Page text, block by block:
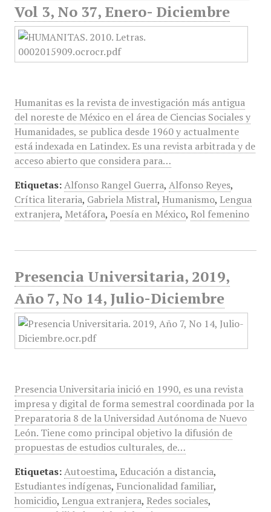
Vol 3, No 37, Enero- Diciembre
Humanitas es la revista de investigación más antigua
del noreste de México en el área de Ciencias Sociales y
Humanidades, se publica desde 1960 y actualmente
está indexada en Latindex. Es una revista arbitrada y de
acceso abierto que considera para…
Etiquetas: Alfonso Rangel Guerra, Alfonso Reyes,
Crítica literaria, Gabriela Mistral, Humanismo, Lengua
extranjera, Metáfora, Poesía en México, Rol femenino
Presencia Universitaria, 2019,
Año 7, No 14, Julio-Diciembre
Presencia Universitaria inició en 1990, es una revista
impresa y digital de forma semestral coordinada por la
Preparatoria 8 de la Universidad Autónoma de Nuevo
León. Tiene como principal objetivo la difusión de
propuestas de estudios culturales, de…
Etiquetas: Autoestima, Educación a distancia,
Estudiantes indígenas, Funcionalidad familiar,
homicidio, Lengua extranjera, Redes sociales,